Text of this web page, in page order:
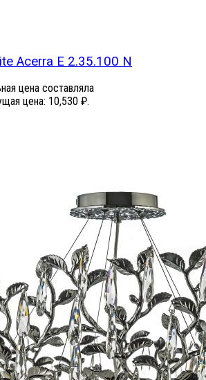
Acerra E 2.35.100 N
цена составляла
цена: 10,530 ₽.